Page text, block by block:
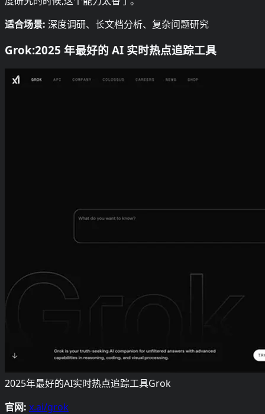
适合场景: 深度调研、长文档分析、复杂问题研究
Grok:2025 年最好的 AI 实时热点追踪工具
2025年最好的AI实时热点追踪工具Grok
官网: x.ai/grok